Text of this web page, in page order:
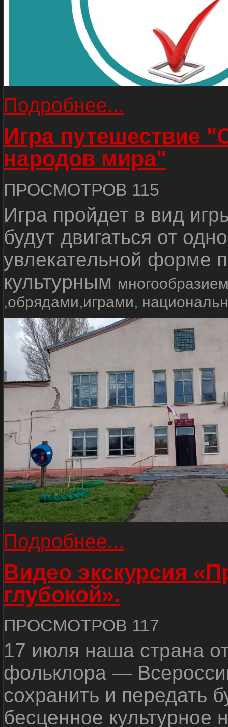
Подробнее...
Игра путешествие
народов мира"
ПРОСМОТРОВ 115
Игра пройдет в вид
будут двигаться от
увлекательной форме
культурным
,обрядами,играми,
Подробнее...
Видео экскурсия
глубокой».
ПРОСМОТРОВ 117
17 июля наша страна
фольклора —
сохранить и передать
бесценное культурное